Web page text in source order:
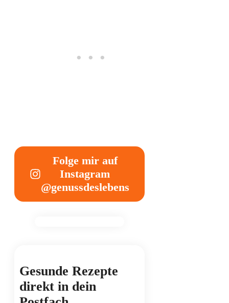
Folge mir auf
Instagram
@genussdeslebens
Gesunde Rezepte
direkt in dein